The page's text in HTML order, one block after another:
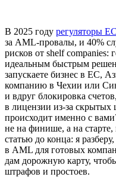
Где ломается
Ошибки onboarding-
Недостаточная
ready-made
Проблемы third-party
анонимности supply
Проблемы legacy
Как оценивать
KYC/KYB
В 2025 году регуляторы ЕС
за AML-провалы, и 40%
рисков от shelf companies:
идеальным быстрым
запускаете бизнес в ЕС,
компанию в Чехии или
и вдруг блокировка
в лицензии из-за
происходит именно с
не на финише, а на
статью до конца: я
в AML для готовых
дам дорожную карту,
штрафов и простоев.